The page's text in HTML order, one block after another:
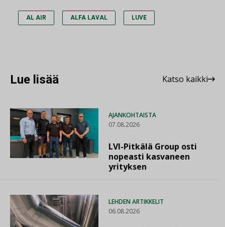
AL AIR ALFA LAVAL LUVE
Lue lisää Katso kaikki
AJANKOHTAISTA
07.08.2026
LVI-Pitkälä Group osti
nopeasti kasvaneen
yrityksen
LEHDEN ARTIKKELIT
06.08.2026